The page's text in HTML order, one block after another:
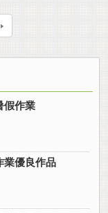
假作業
業優良作品